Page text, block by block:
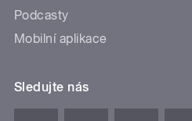
Podcasty
Mobilní aplikace
Sledujte nás